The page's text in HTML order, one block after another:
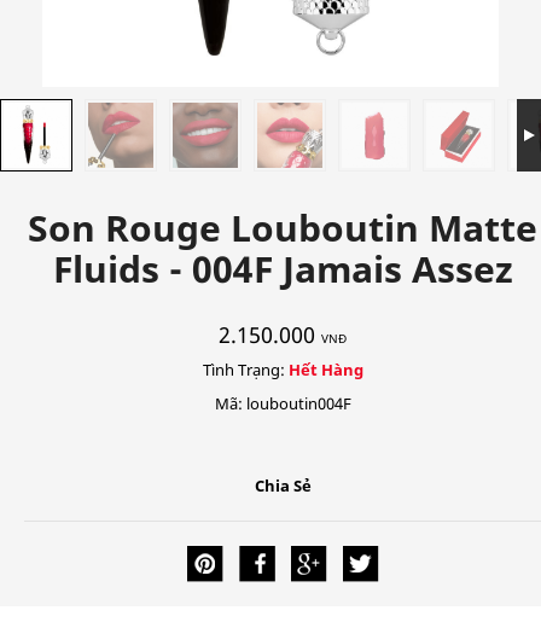
Son Rouge Louboutin Matte
Fluids - 004F Jamais Assez
2.150.000 VNĐ
Tình Trạng: Hết Hàng
Mã: louboutin004F
Chia Sẻ